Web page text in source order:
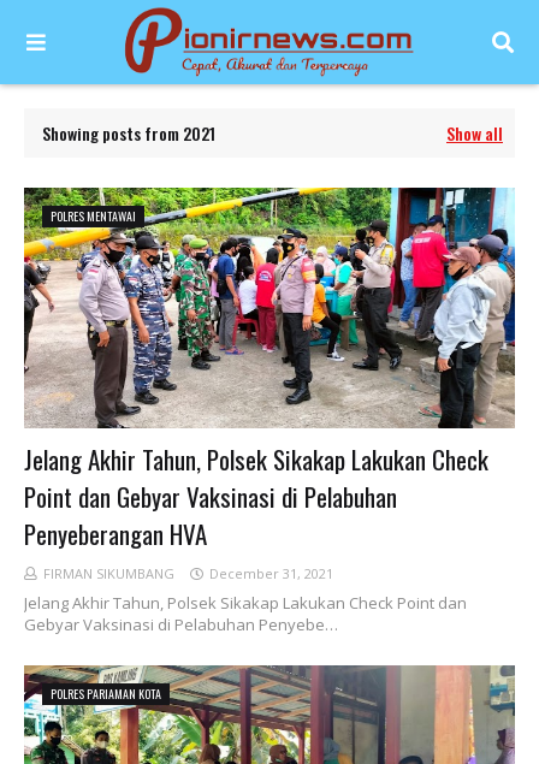
Showing posts from 2021 Show all
POLRES MENTAWAI
Jelang Akhir Tahun, Polsek Sikakap Lakukan Check
Point dan Gebyar Vaksinasi di Pelabuhan
Penyeberangan HVA
FIRMAN SIKUMBANG December 31, 2021
Jelang Akhir Tahun, Polsek Sikakap Lakukan Check Point dan
Gebyar Vaksinasi di Pelabuhan Penyebe…
POLRES PARIAMAN KOTA